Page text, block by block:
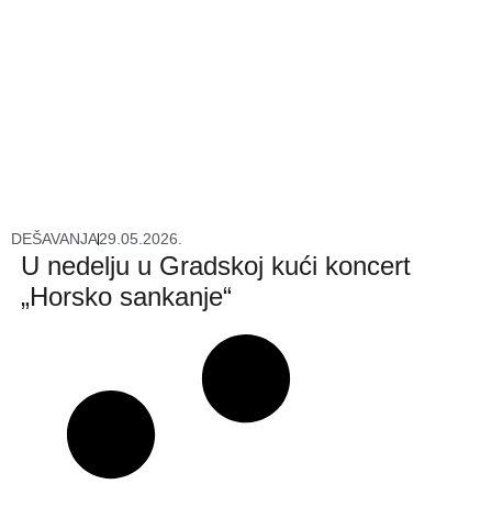
DEŠAVANJA29.05.2026.
U nedelju u Gradskoj kući koncert
„Horsko sankanje“